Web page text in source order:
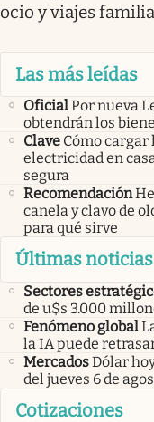
ocio y viajes
Las más leídas
OficialPor nueva
obtendrán los
Clave Cómo
electricidad en
segura
Recomendación
canela y clavo de
para qué sirve
Últimas noticias
Sectores
de u$s 3.000
Fenómeno global
la IA puede
MercadosDólar
del jueves 6 de
Cotizaciones